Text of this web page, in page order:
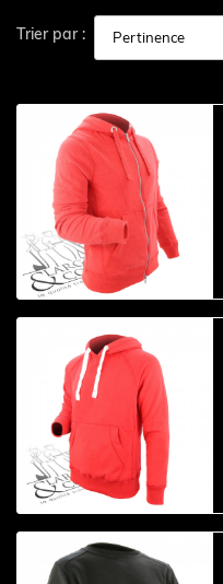
Trier par :